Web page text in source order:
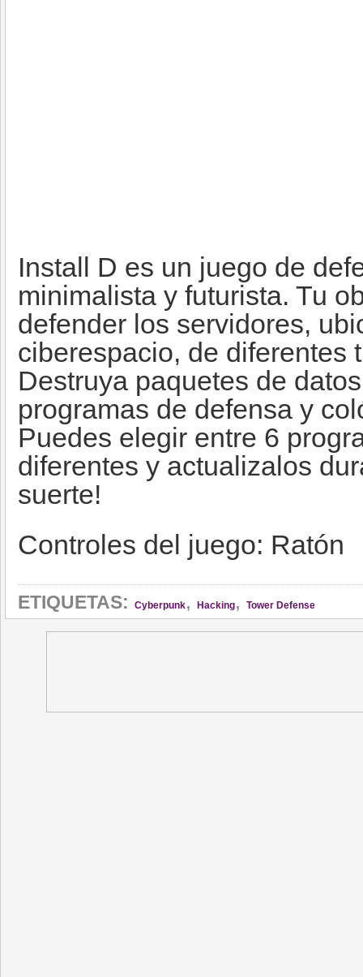
Install D es un juego de
minimalista y futurista. Tu
defender los servidores,
ciberespacio, de diferentes
Destruya paquetes de
programas de defensa y
Puedes elegir entre 6
diferentes y actualizalos
suerte!
Controles del juego: Ratón
ETIQUETAS: Cyberpunk, Hacking, Tower Defense